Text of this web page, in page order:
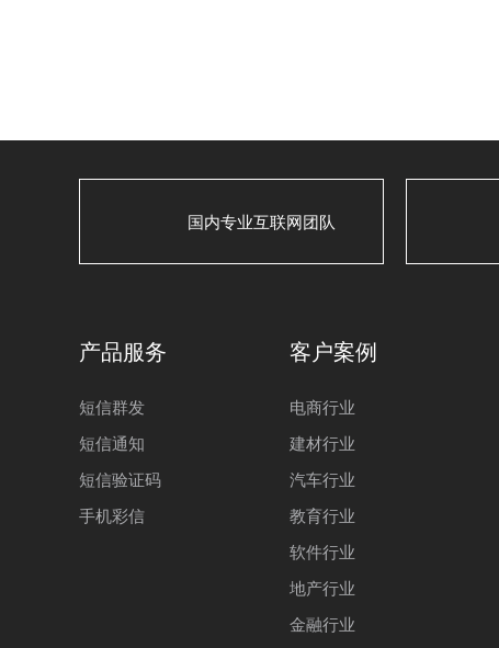
国内专业互联网团队
产品服务
短信群发
短信通知
短信验证码
手机彩信
客户案例
电商行业
建材行业
汽车行业
教育行业
软件行业
地产行业
金融行业